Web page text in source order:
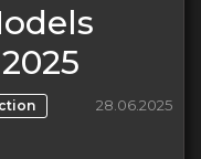
28.06.2025